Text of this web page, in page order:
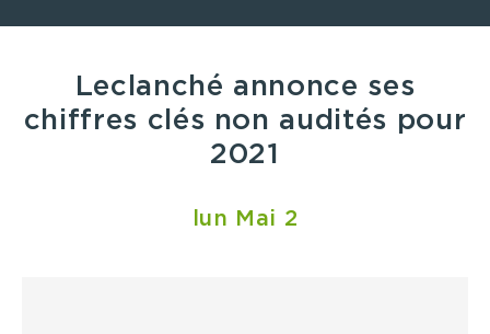
Leclanché annonce ses
chiffres clés non audités pour
2021
lun Mai 2